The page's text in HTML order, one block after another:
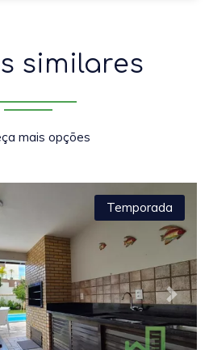
similares
mais opções
Next
Temporada